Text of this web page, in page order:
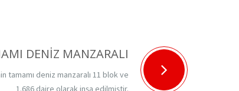
DENİZ MANZARALI
tamamı deniz manzaralı 11 blok ve
1.686 daire olarak inşa edilmiştir.